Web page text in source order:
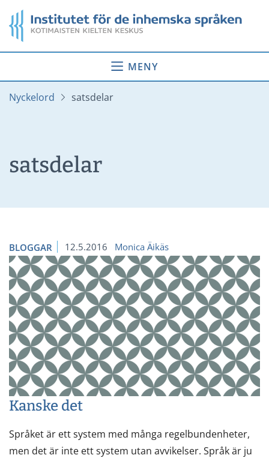
till
innehåll
Startsida
MENY
Nyckelord satsdelar
satsdelar
BLOGGAR 12.5.2016 Monica Äikäs
Kanske det
Språket är ett system med många regelbundenheter,
men det är inte ett system utan avvikelser. Språk är ju